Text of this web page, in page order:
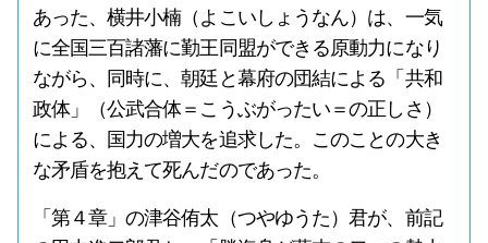
あった、横井小楠（よこいしょうなん）は、一気
に全国三百諸藩に勤王同盟ができる原動力になり
ながら、同時に、朝廷と幕府の団結による「共和
政体」（公武合体＝こうぶがったい＝の正しさ）
による、国力の増大を追求した。このことの大き
な矛盾を抱えて死んだのであった。
「第４章」の津谷侑太（つやゆうた）君が、前記